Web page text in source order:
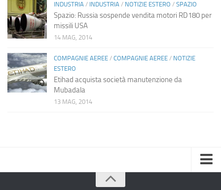
INDUSTRIA / INDUSTRIA / NOTIZIE ESTERO / SPAZIO
Spazio: Russia sospende vendita motori RD180 per
missili USA
14 MAG, 2014
COMPAGNIE AEREE / COMPAGNIE AEREE / NOTIZIE
ESTERO
Etihad acquista società manutenzione da
Mubadala
13 MAG, 2014